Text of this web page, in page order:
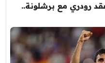
رودري مع برشلونة..